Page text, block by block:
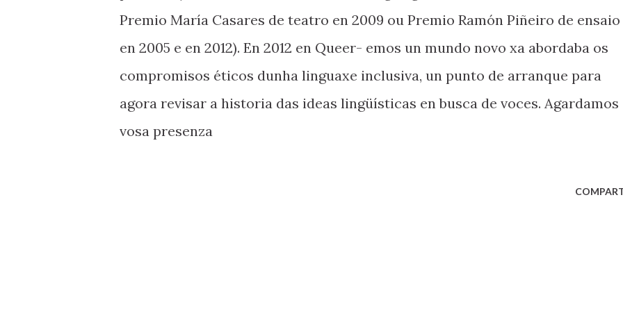
Premio María Casares de teatro en 2009 ou Premio Ramón Piñeiro de ensaio
en 2005 e en 2012). En 2012 en Queer- emos un mundo novo xa abordaba os
compromisos éticos dunha linguaxe inclusiva, un punto de arranque para
agora revisar a historia das ideas lingüísticas en busca de voces. Agardamos
vosa presenza